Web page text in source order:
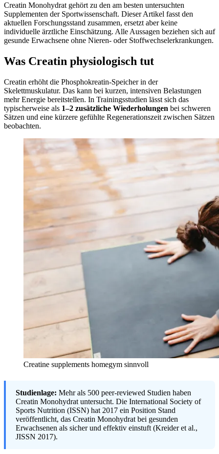
Creatin Monohydrat gehört zu den am besten untersuchten
Supplementen der Sportwissenschaft. Dieser Artikel fasst den
aktuellen Forschungsstand zusammen, ersetzt aber keine
individuelle ärztliche Einschätzung. Alle Aussagen beziehen sich auf
gesunde Erwachsene ohne Nieren- oder Stoffwechselerkrankungen.
Was Creatin physiologisch tut
Creatin erhöht die Phosphokreatin-Speicher in der
Skelettmuskulatur. Das kann bei kurzen, intensiven Belastungen
mehr Energie bereitstellen. In Trainingsstudien lässt sich das
typischerweise als 1–2 zusätzliche Wiederholungen bei schweren
Sätzen und eine kürzere gefühlte Regenerationszeit zwischen Sätzen
beobachten.
Creatine supplements homegym sinnvoll
Studienlage: Mehr als 500 peer-reviewed Studien haben
Creatin Monohydrat untersucht. Die International Society of
Sports Nutrition (ISSN) hat 2017 ein Position Stand
veröffentlicht, das Creatin Monohydrat bei gesunden
Erwachsenen als sicher und effektiv einstuft (Kreider et al.,
JISSN 2017).